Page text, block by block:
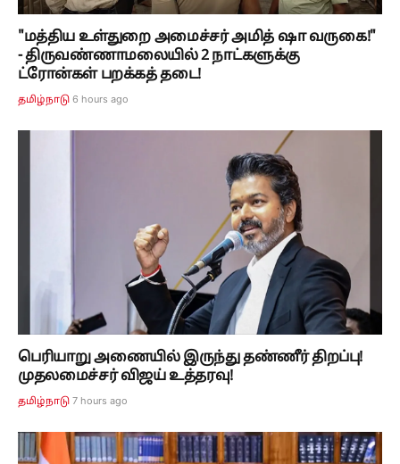
"மத்திய உள்துறை அமைச்சர் அமித் ஷா வருகை!"
- திருவண்ணாமலையில் 2 நாட்களுக்கு
ட்ரோன்கள் பறக்கத் தடை!
தமிழ்நாடு 6 hours ago
பெரியாறு அணையில் இருந்து தண்ணீர் திறப்பு!
முதலமைச்சர் விஜய் உத்தரவு!
தமிழ்நாடு 7 hours ago